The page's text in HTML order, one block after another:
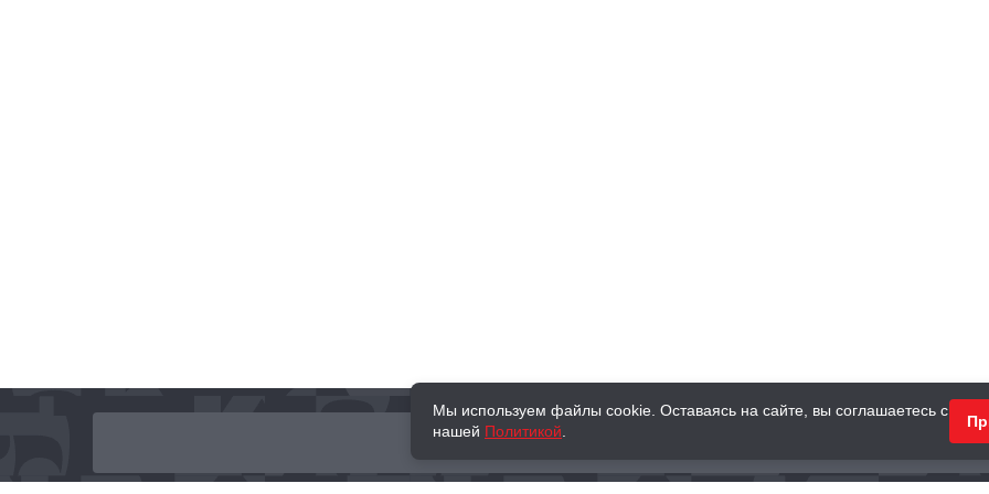
КНИГИ ПОДАРКИ
Мы используем файлы cookie. Оставаясь на сайте, вы соглашаетесь с
нашей Политикой